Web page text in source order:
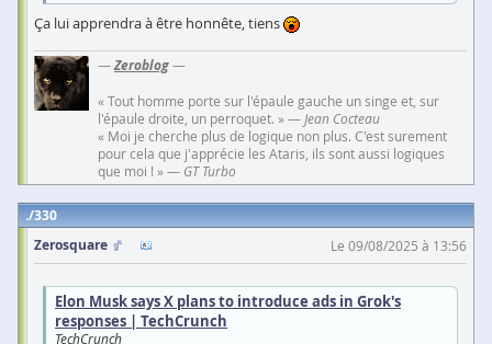
Ça lui apprendra à être honnête, tiens
—Zeroblog—
« Tout homme porte sur l'épaule gauche un singe et, sur
l'épaule droite, un perroquet. » — Jean Cocteau
« Moi je cherche plus de logique non plus. C'est surement
pour cela que j'apprécie les Ataris, ils sont aussi logiques
que moi ! » — GT Turbo
330
Zerosquare
Le 09/08/2025 à 13:56
Elon Musk says X plans to introduce ads in Grok's
responses | TechCrunch
TechCrunch